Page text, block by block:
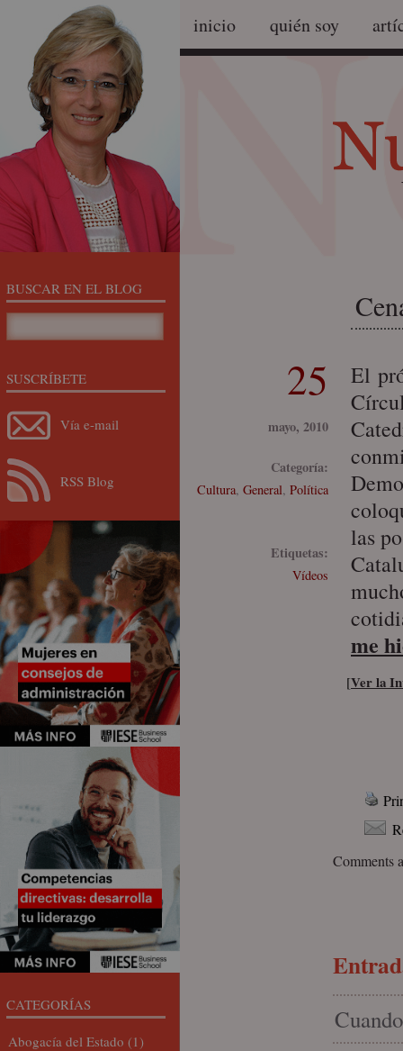
inicio quién soy
25
mayo, 2010
Categoría:
Cultura, General, Política
Etiquetas:
Vídeos
El
las
me
[Ver la
Comments
BUSCAR EN EL BLOG
SUSCRÍBETE
Vía e-mail
RSS Blog
CATEGORÍAS
Abogacía del Estado (1)